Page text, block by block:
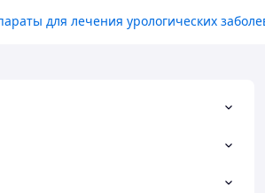
для лечения урологических